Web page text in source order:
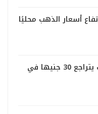
أسعار الذهب محليًا
«آي صاغة»: الذهب يتراجع 30 جنيها في